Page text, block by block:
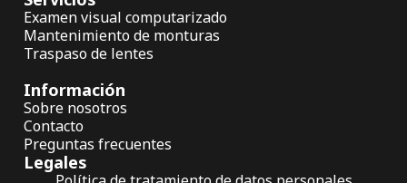
Examen visual computarizado
Mantenimiento de monturas
Traspaso de lentes
Información
Sobre nosotros
Contacto
Preguntas frecuentes
Legales